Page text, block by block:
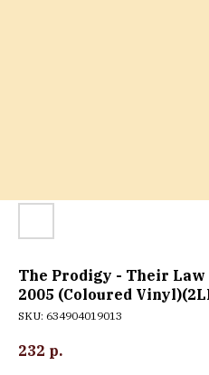
The Prodigy - Their Law
2005 (Coloured
SKU: 634904019013
232 р.